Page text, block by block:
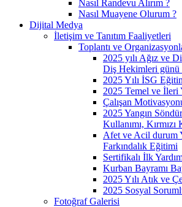
Nasıl Randevu Alırım ?
Nasıl Muayene Olurum ?
Dijital Medya
İletişim ve Tanıtım Faaliyetleri
Toplantı ve
2025 yılı Ağız ve
Diş Hekimleri günü
2025 Yılı İSG
2025 Temel ve İleri
Çalışan
2025 Yangın
Kullanımı,
Afet ve Acil durum
Farkındalık Eğitimi
Sertifikalı İlk
Kurban Bayramı
2025 Yılı Atık ve
2025 Sosyal
Fotoğraf Galerisi